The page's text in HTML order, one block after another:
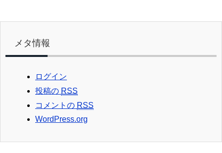
メタ情報
ログイン
投稿の RSS
コメントの RSS
WordPress.org